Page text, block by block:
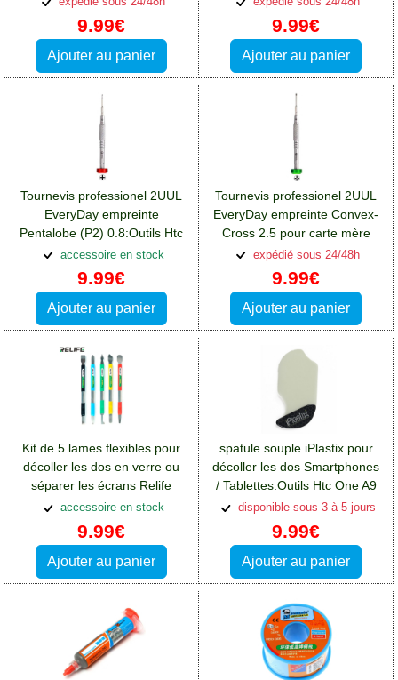
9.99€
Ajouter au panier
9.99€
Ajouter au panier
Tournevis professionel 2UUL
EveryDay empreinte
Pentalobe (P2) 0.8:Outils Htc
One A9
accessoire en stock
9.99€
Ajouter au panier
Tournevis professionel 2UUL
EveryDay empreinte Convex-
Cross 2.5 pour carte mère
iPhone:Outils Htc One A9
expédié sous 24/48h
9.99€
Ajouter au panier
Kit de 5 lames flexibles pour
décoller les dos en verre ou
séparer les écrans Relife
RL049A:Outils Htc One A9
accessoire en stock
9.99€
Ajouter au panier
spatule souple iPlastix pour
décoller les dos Smartphones
/ Tablettes:Outils Htc One A9
disponible sous 3 à 5 jours
9.99€
Ajouter au panier